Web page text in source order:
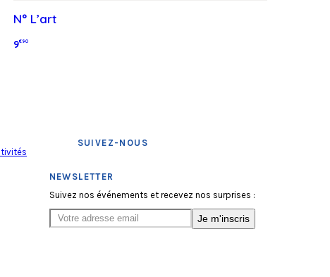
N° L’art
9€90
SUIVEZ-NOUS
NEWSLETTER
Suivez nos événements et recevez nos surprises :
Je m'inscris